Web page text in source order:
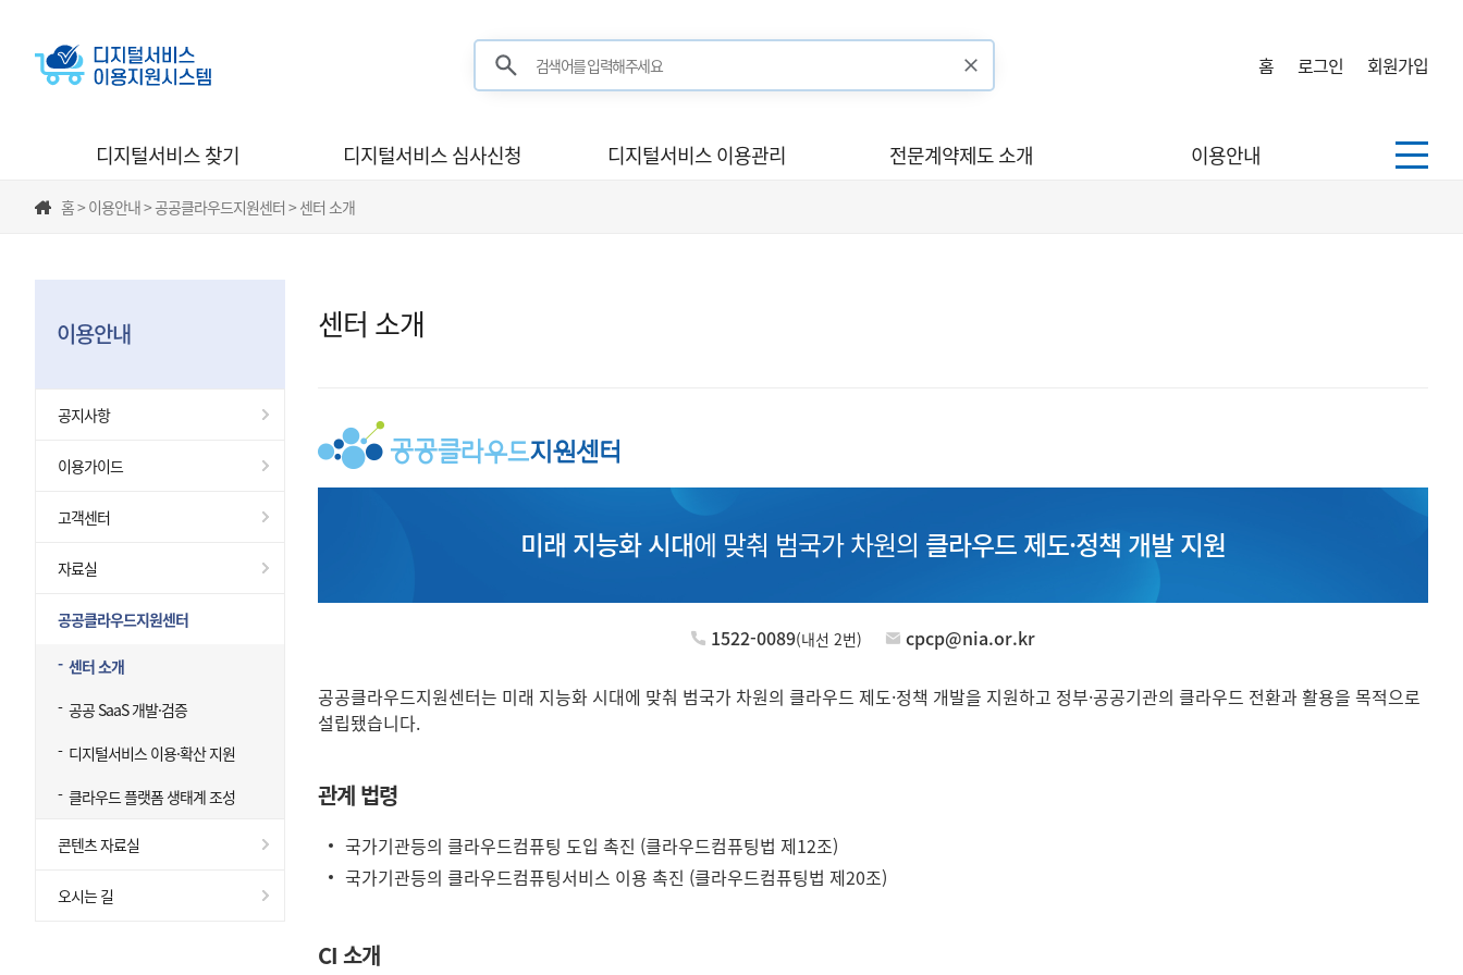
검색어를 입력해주세요 홈 로그인 회원가입
디지털서비스 찾기 디지털서비스 심사신청 디지털서비스 이용관리 전문계약제도 소개 이용안내
홈 > 이용안내 > 공공클라우드지원센터 > 센터 소개
이용안내
공지사항
이용가이드
고객센터
자료실
공공클라우드지원센터
센터 소개
공공 SaaS 개발·검증
디지털서비스 이용·확산 지원
클라우드 플랫폼 생태계 조성
콘텐츠 자료실
오시는 길
센터 소개
미래 지능화 시대에 맞춰 범국가 차원의 클라우드 제도·정책 개발 지원
1522-0089(내선 2번) cpcp@nia.or.kr
공공클라우드지원센터는 미래 지능화 시대에 맞춰 범국가 차원의 클라우드 제도·정책 개발을 지원하고 정부·공공기관의 클라우드 전환과 활용을 목적으로
설립됐습니다.
관계 법령
국가기관등의 클라우드컴퓨팅 도입 촉진 (클라우드컴퓨팅법 제12조)
국가기관등의 클라우드컴퓨팅서비스 이용 촉진 (클라우드컴퓨팅법 제20조)
CI 소개